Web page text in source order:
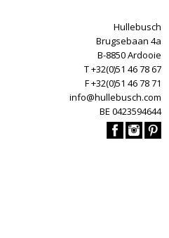
Hullebusch
Brugsebaan 4a
B-8850 Ardooie
T +32(0)51 46 78 67
F +32(0)51 46 78 71
info@hullebusch.com
BE 0423594644